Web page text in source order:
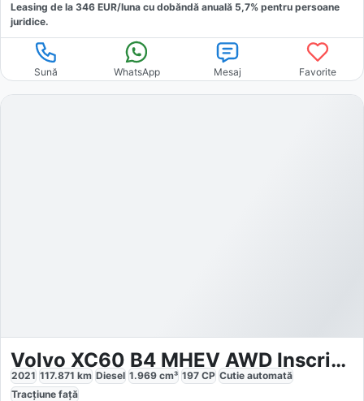
Leasing de la 346 EUR/luna cu dobăndă anuală 5,7% pentru persoane
juridice.
Sună WhatsApp Mesaj Favorite
Volvo XC60 B4 MHEV AWD Inscription
2021 117.871 km Diesel 1.969 cm³ 197 CP Cutie automată
Tracțiune față